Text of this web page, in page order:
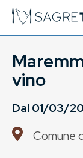
vino
Dal01/03/
Comune